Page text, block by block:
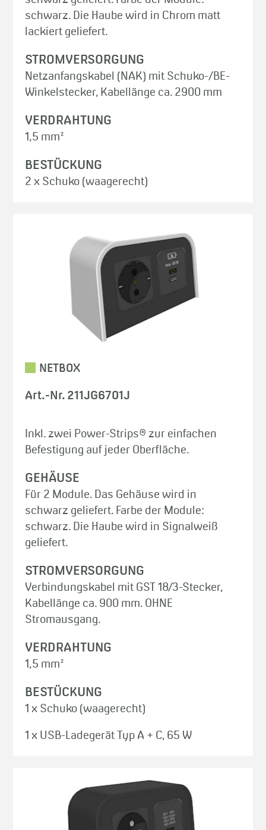
schwarz. Die Haube wird in Chrom matt
lackiert geliefert.
STROMVERSORGUNG
Netzanfangskabel (NAK) mit Schuko-/BE-
Winkelstecker, Kabellänge ca. 2900 mm
VERDRAHTUNG
1,5 mm²
BESTÜCKUNG
2 x Schuko (waagerecht)
NETBOX
Art.-Nr. 211JG6701J
Inkl. zwei Power-Strips® zur einfachen
Befestigung auf jeder Oberfläche.
GEHÄUSE
Für 2 Module. Das Gehäuse wird in
schwarz geliefert. Farbe der Module:
schwarz. Die Haube wird in Signalweiß
geliefert.
STROMVERSORGUNG
Verbindungskabel mit GST 18/3-Stecker,
Kabellänge ca. 900 mm. OHNE
Stromausgang.
VERDRAHTUNG
1,5 mm²
BESTÜCKUNG
1 x Schuko (waagerecht)
1 x USB-Ladegerät Typ A + C, 65 W